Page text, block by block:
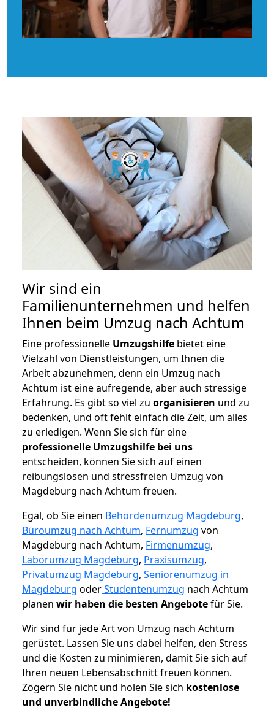
Wir sind ein
Familienunternehmen und helfen
Ihnen beim Umzug nach Achtum
Eine professionelle Umzugshilfe bietet eine
Vielzahl von Dienstleistungen, um Ihnen die
Arbeit abzunehmen, denn ein Umzug nach
Achtum ist eine aufregende, aber auch stressige
Erfahrung. Es gibt so viel zu organisieren und zu
bedenken, und oft fehlt einfach die Zeit, um alles
zu erledigen. Wenn Sie sich für eine
professionelle Umzugshilfe bei uns
entscheiden, können Sie sich auf einen
reibungslosen und stressfreien Umzug von
Magdeburg nach Achtum freuen.
Egal, ob Sie einen Behördenumzug Magdeburg,
Büroumzug nach Achtum, Fernumzug von
Magdeburg nach Achtum, Firmenumzug,
Laborumzug Magdeburg, Praxisumzug,
Privatumzug Magdeburg, Seniorenumzug in
Magdeburg oderStudentenumzug nach Achtum
planen wir haben die besten Angebotefür Sie.
Wir sind für jede Art von Umzug nach Achtum
gerüstet. Lassen Sie uns dabei helfen, den Stress
und die Kosten zu minimieren, damit Sie sich auf
Ihren neuen Lebensabschnitt freuen können.
Zögern Sie nicht und holen Sie sich kostenlose
und unverbindliche Angebote!